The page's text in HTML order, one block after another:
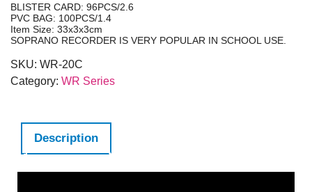
BLISTER CARD: 96PCS/2.6
PVC BAG: 100PCS/1.4
Item Size: 33x3x3cm
SOPRANO RECORDER IS VERY POPULAR IN SCHOOL USE.
SKU: WR-20C
Category: WR Series
Description